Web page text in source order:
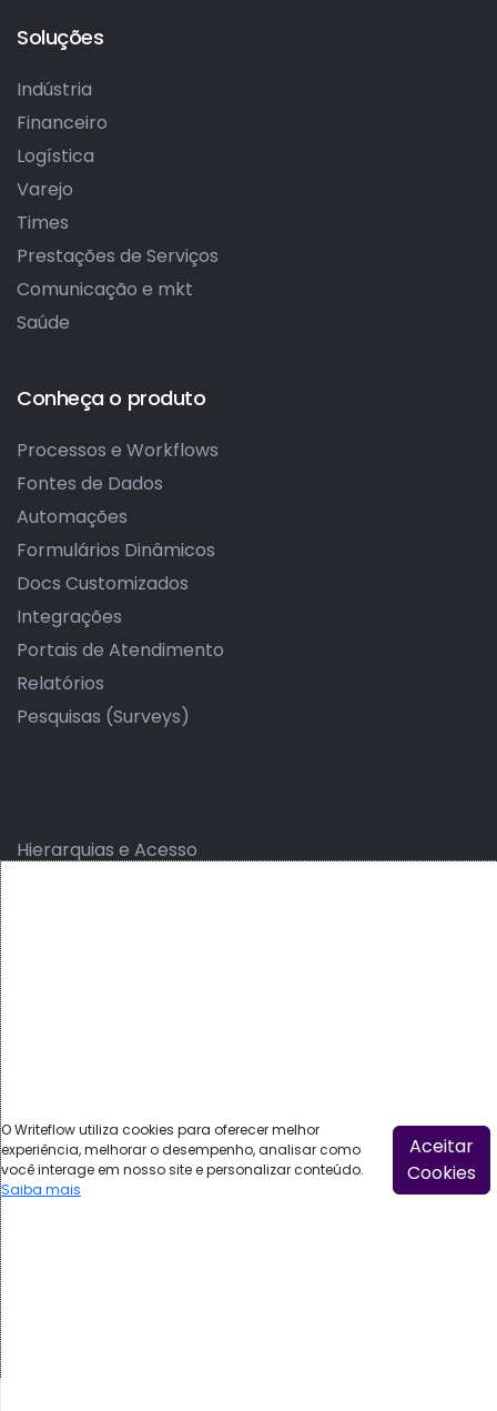
Soluções
Indústria
Financeiro
Logística
Varejo
Times
Prestações de Serviços
Comunicação e mkt
Saúde
Conheça o produto
Processos e Workflows
Fontes de Dados
Automações
Formulários Dinâmicos
Docs Customizados
Integrações
Portais de Atendimento
Relatórios
Pesquisas (Surveys)
Hierarquias e Acesso
O Writeflow utiliza cookies para oferecer melhor
experiência, melhorar o desempenho, analisar como
você interage em nosso site e personalizar conteúdo.
Saiba mais
Aceitar
Cookies